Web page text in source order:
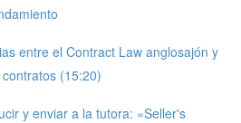
entre el Contract Law anglosajón y
(15:20)
y enviar a la tutora: «Seller's